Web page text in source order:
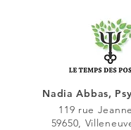
Nadia Abbas,
119 rue
59650,